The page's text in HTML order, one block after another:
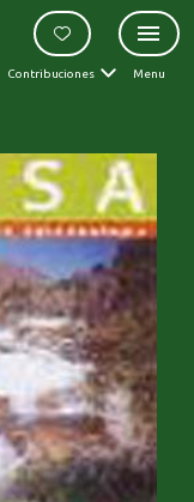
Contribuciones Menu